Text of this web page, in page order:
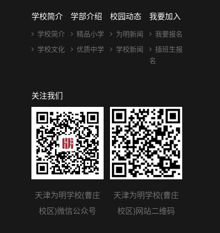
学校简介
学校简介
学校文化
学部介绍
精品小学
优质中学
校园动态
为明新闻
学校新闻
我要加入
我要报名
插班生报
名
关注我们
天津为明学校(曹庄
校区)微信公众号
天津为明学校(曹庄
校区)网站二维码